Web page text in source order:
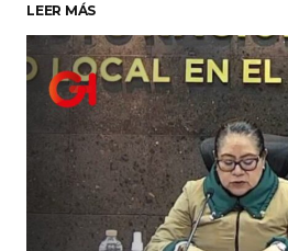
Su nombre*
Tu correo electrónico *
Guardar mi nombre,
web en este navegador
haga un comentario.
LEER MÁS